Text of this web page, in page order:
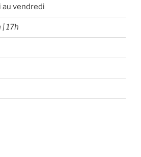
au vendredi
17h